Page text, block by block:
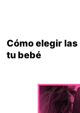
Cómo elegir
tu bebé